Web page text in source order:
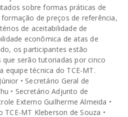
sobre formas práticas de
de preços de referência,
de aceitabilidade de
econômica de atas de
os participantes estão
serão tutoriadas por cinco
técnica do TCE-MT.
• Secretário Geral de
• Secretário Adjunto de
Externo Guilherme Almeida •
MT Kleberson de Souza •